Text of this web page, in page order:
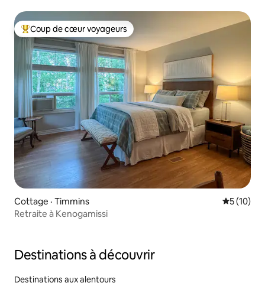
Coup de cœur voyageurs parmi les plus aimés
Coup de cœur voyageurs
Cottage · Timmins Note
5 (10)
Retraite à Kenogamissi
Destinations à découvrir
Destinations aux alentours